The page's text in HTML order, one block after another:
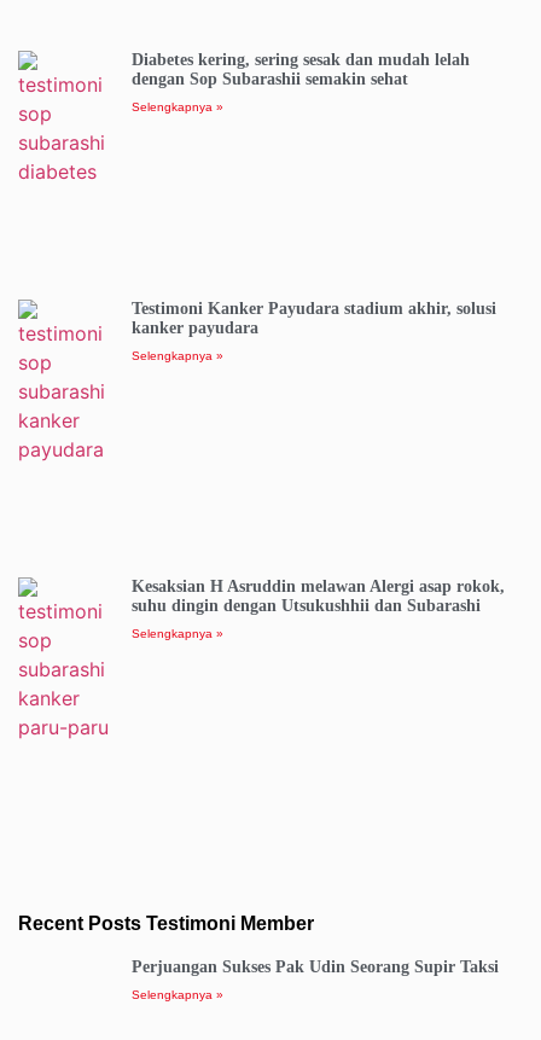
Diabetes kering, sering sesak dan mudah lelah
dengan Sop Subarashii semakin sehat
Selengkapnya »
Testimoni Kanker Payudara stadium akhir, solusi
kanker payudara
Selengkapnya »
Kesaksian H Asruddin melawan Alergi asap rokok,
suhu dingin dengan Utsukushhii dan Subarashi
Selengkapnya »
Recent Posts Testimoni Member
Perjuangan Sukses Pak Udin Seorang Supir Taksi
Selengkapnya »